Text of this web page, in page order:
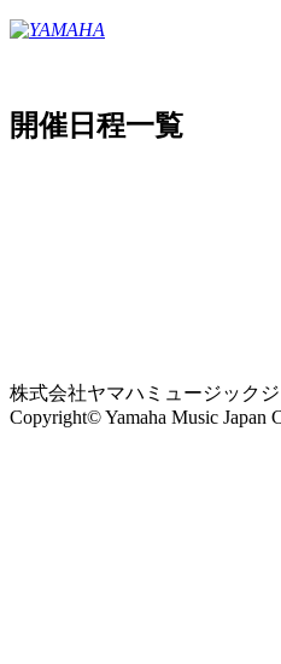
開催日程一覧
株式会社ヤマハミュージック
Copyright© Yamaha Music Japan